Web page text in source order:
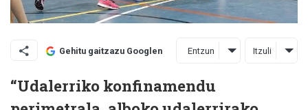
Gehitu gaitzazu Googlen Entzun Itzuli
“Udalerriko konfinamendu